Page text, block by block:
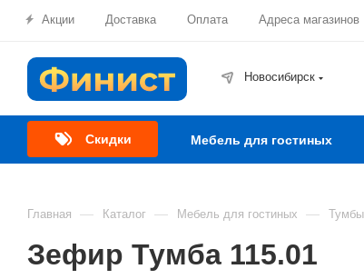
Акции Доставка Оплата Адреса магазинов
Новосибирск
Скидки Мебель для гостиных
Главная — Каталог — Мебель для гостиных — Тумбы
Зефир Тумба 115.01